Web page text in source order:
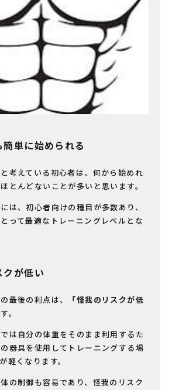
簡単に始められる
考えている初心者は、何から始めれ
とんどないことが多いと思います。
は、初心者向けの種目が多数あり、
って最適なトレーニングレベルとな
クが低い
最後の利点は、
「怪我のリスクが低
。
は自分の体重をそのまま利用するた
器具を使用してトレーニングする場
軽くなります。
の制御も容易であり、怪我のリスク